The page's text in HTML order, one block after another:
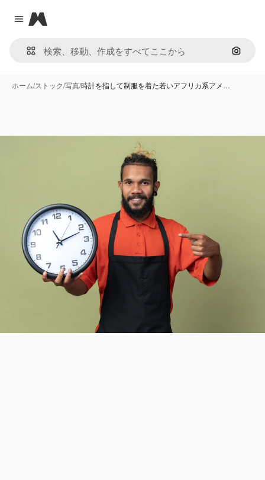
Close menu
Magnific
画像で
ホーム/ストック/写真/時計を指して制服を着た若いアフリカ系アメ…